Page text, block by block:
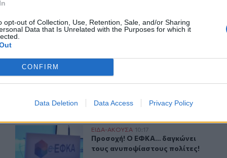
opt-out of Collection, Use, Retention, Sale, and/or Sharing
Data that Is Unrelated with the Purposes for which it
CONFIRM
Data Deletion Data Access Privacy Policy
του CRETALIVE
ΕΊΔΗΣΗ
ονόματα
- Όλα τα ονόματα
Προσοχή! Ο ΕΦΚΑ… δαγκώνει τους ανυποψίαστους
ΕΙΔΑ-ΑΚΟΥΣΑ 10:17
Προσοχή! Ο ΕΦΚΑ… δαγκώνει τους
Προσοχή! Ο ΕΦΚΑ… δαγκώνει
τους ανυποψίαστους πολίτες!